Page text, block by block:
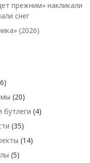
прежним» накликали
снег
(2026)
(20)
бутлеги (4)
(35)
(14)
(5)